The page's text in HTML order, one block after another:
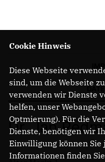
Dr. Jan
Cookie Hinweis
Diese Webseite
sind, um die Webseite
verwenden wir Dienste
helfen, unser
Optmierung). Für die
Dienste, benötigen wir
Einwilligung können
Informationen finden